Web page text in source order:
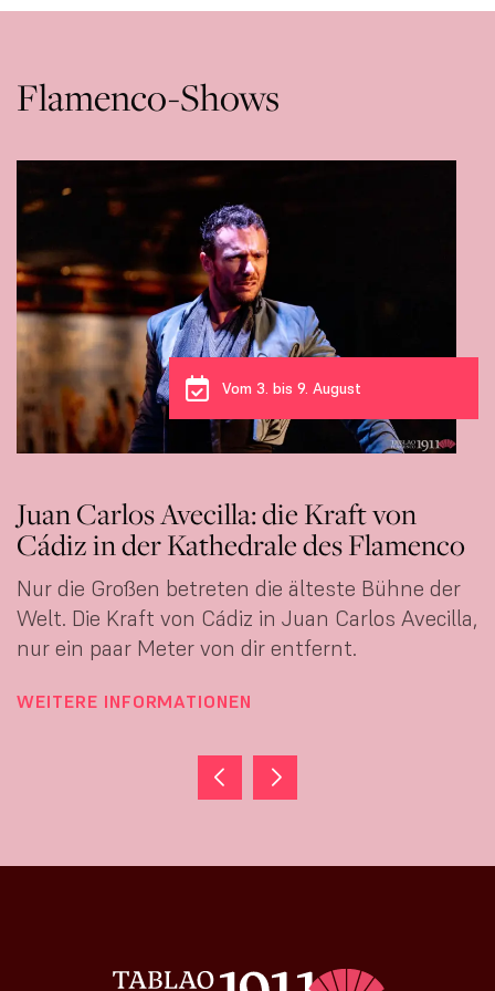
Flamenco-Shows
Vom 3. bis 6. August
Carmen Young: Eleganz, die zum
wird, im Tablao 1911
Sie überquerte einen Ozean, um Flamenco
tanzen zu lernen. Heute tanzt sie ihn mit
Eleganz, die sich nicht lehren lässt.
WEITERE INFORMATIONEN